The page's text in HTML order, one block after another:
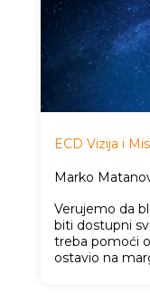
ECD Vizija i
Marko
Verujemo da
biti dostupni
treba pomoći
ostavio na